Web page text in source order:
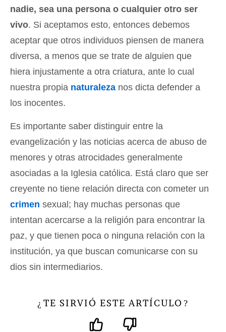
nadie, sea una persona o cualquier otro ser
vivo. Si aceptamos esto, entonces debemos
aceptar que otros individuos piensen de manera
diversa, a menos que se trate de alguien que
hiera injustamente a otra criatura, ante lo cual
nuestra propia naturaleza nos dicta defender a
los inocentes.
Es importante saber distinguir entre la
evangelización y las noticias acerca de abuso de
menores y otras atrocidades generalmente
asociadas a la Iglesia católica. Está claro que ser
creyente no tiene relación directa con cometer un
crimen sexual; hay muchas personas que
intentan acercarse a la religión para encontrar la
paz, y que tienen poca o ninguna relación con la
institución, ya que buscan comunicarse con su
dios sin intermediarios.
¿ TE SIRVIÓ ESTE ARTÍCULO ?